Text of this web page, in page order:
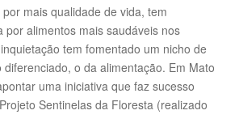
mais qualidade de vida, tem
por alimentos mais saudáveis nos
tem fomentado um nicho de
o da alimentação. Em Mato
uma iniciativa que faz sucesso
Sentinelas da Floresta (realizado